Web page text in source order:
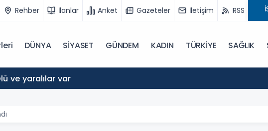
Rehber İlanlar Anket Gazeteler İletişim RSS
DÜNYA SİYASET GÜNDEM KADIN TÜRKİYE SAĞLIK
ve yaralılar var